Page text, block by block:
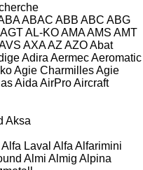
ABAC ABB ABC ABG
AGTAL-KOAMAAMS AMT
AXAAZ AZOAbat
Adira AermecAeromatic
Agie CharmillesAgie
Aida AirProAircraft
Aksa
Alfa Laval Alfa Alfarimini
Almi Almig Alpina